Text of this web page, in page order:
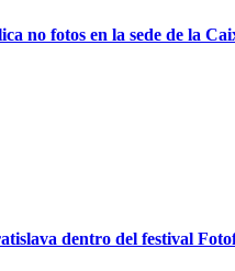
no fotos en la sede de la
dentro del festival